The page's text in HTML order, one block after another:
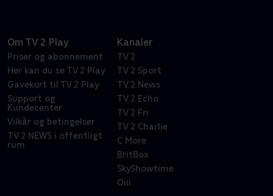
Om TV 2 Play
Priser og abonnement
Her kan du se TV 2 Play
Gavekort til TV 2 Play
Support og
Kundecenter
Vilkår og betingelser
TV 2 NEWS i offentligt
rum
Kanaler
TV 2
TV 2 Sport
TV 2 News
TV 2 Echo
TV 2 Fri
TV 2 Charlie
C More
BritBox
SkyShowtime
Oiii